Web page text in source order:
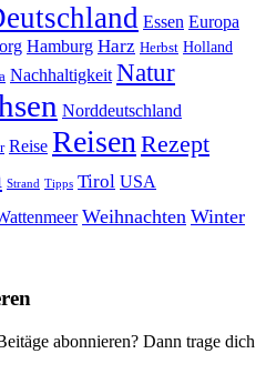
Essen Europa
Hamburg Harz Herbst Holland
Nachhaltigkeit Natur
Norddeutschland
Reise ReisenRezept
Strand Tipps Tirol USA
Weihnachten Winter
abonnieren? Dann trage dich